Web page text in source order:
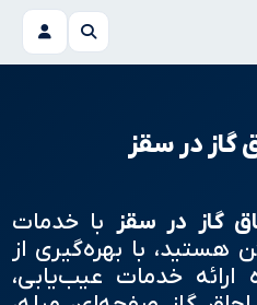
گاز در سقز
گاز در سقز با خدمات
با بهره‌گیری از
ارائه خدمات عیب‌یابی،